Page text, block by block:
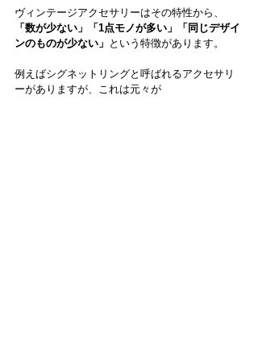
ヴィンテージアクセサリーはその特性から、
「数が少ない」「1点モノが多い」「同じデザイ
ンのものが少ない」 という特徴があります。
例えばシグネットリングと呼ばれるアクセサリ
ーがありますが、これは元々が